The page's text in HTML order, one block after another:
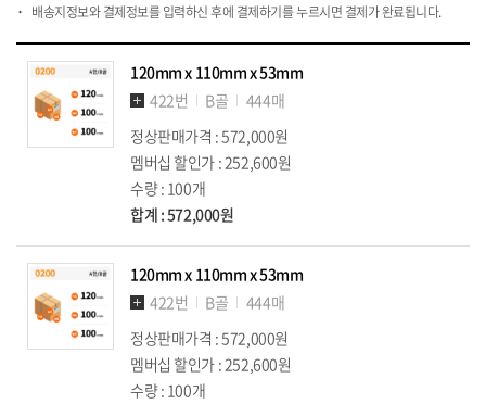
배송지정보와 결제정보를 입력하신 후에 결제하기를 누르시면 결제가 완료됩니다.
120mm x 110mm x 53mm
422번
B골
444매
정상판매가격 : 572,000원
멤버십 할인가 : 252,600원
수량 : 100개
합계 : 572,000원
120mm x 110mm x 53mm
422번
B골
444매
정상판매가격 : 572,000원
멤버십 할인가 : 252,600원
수량 : 100개